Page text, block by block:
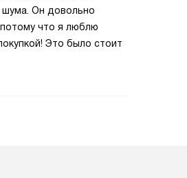
шума. Он довольно
что я люблю
Это было стоит